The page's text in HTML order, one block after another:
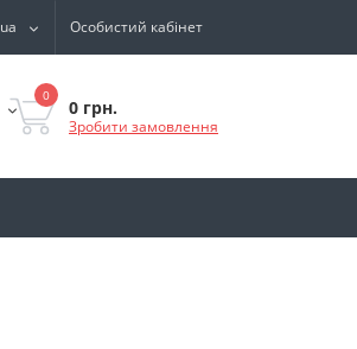
ua Особистий кабінет
0
0 грн.
Зробити замовлення